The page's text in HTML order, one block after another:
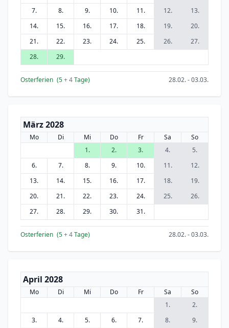
7.
8. 9. 10. 11. 12.
13.
14.
15. 16. 17. 18. 19.
20.
21.
22. 23. 24. 25. 26.
27.
28.
29.
Osterferien (5+ 4Tage) 28.02. - 03.03.
März 2028
Mo Di Mi Do Fr Sa
So
1.
2. 3. 4.
5.
6.
7. 8. 9. 10. 11.
12.
13.
14. 15. 16. 17. 18.
19.
20.
21. 22. 23. 24. 25.
26.
27.
28. 29. 30. 31.
Osterferien (5+ 4Tage) 28.02. - 03.03.
April 2028
Mo Di Mi Do Fr Sa
So
1.
2.
3.
4. 5. 6. 7. 8.
9.